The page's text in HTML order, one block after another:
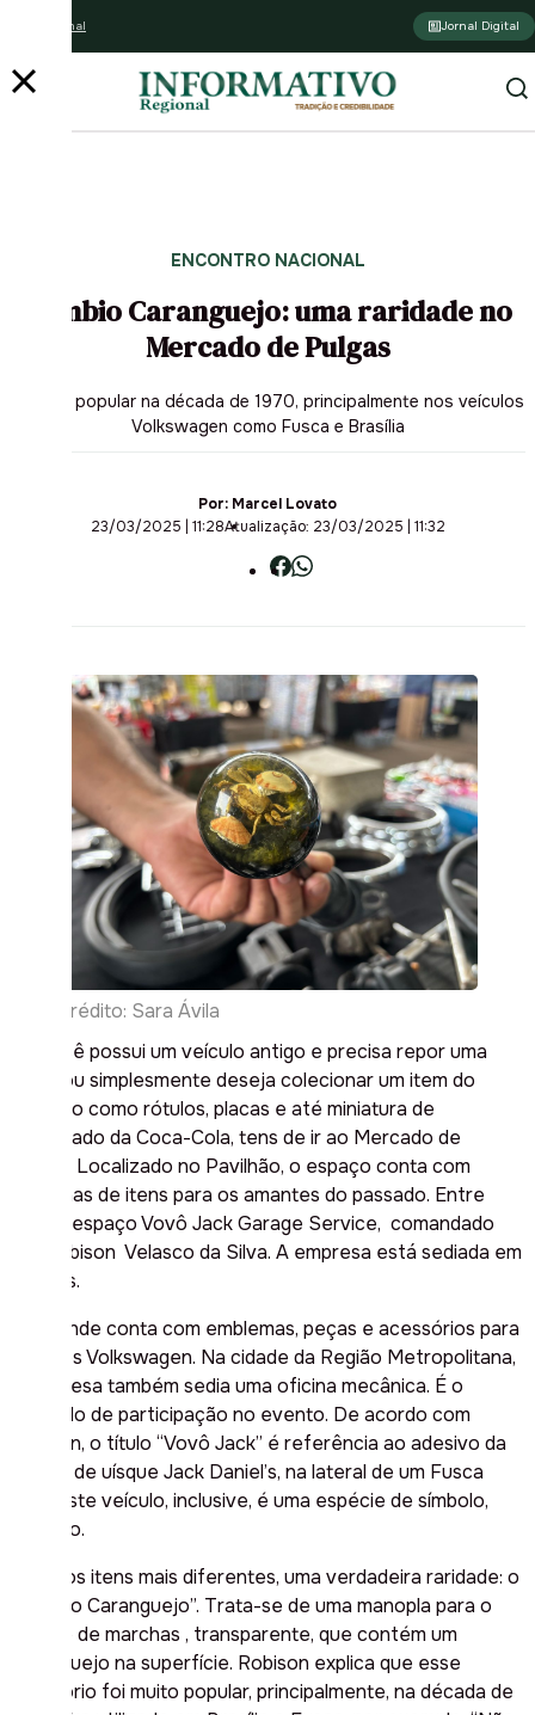
Assine o jornal Jornal Digital
ENCONTRO NACIONAL
Câmbio Caranguejo: uma raridade no
Mercado de Pulgas
Item foi popular na década de 1970, principalmente nos veículos
Volkswagen como Fusca e Brasília
Por: Marcel Lovato
23/03/2025 | 11:28Atualização: 23/03/2025 | 11:32
Crédito: Sara Ávila
Se você possui um veículo antigo e precisa repor uma
peça, ou simplesmente deseja colecionar um item do
passado como rótulos, placas e até miniatura de
engradado da Coca-Cola, tens de ir ao Mercado de
Pulgas. Localizado no Pavilhão, o espaço conta com
centenas de itens para os amantes do passado. Entre
eles, o espaço Vovô Jack Garage Service, comandado
por Robison Velasco da Silva. A empresa está sediada em
Canoas.
O estande conta com emblemas, peças e acessórios para
veículos Volkswagen. Na cidade da Região Metropolitana,
a empresa também sedia uma oficina mecânica. É o
segundo de participação no evento. De acordo com
Robison, o título “Vovô Jack” é referência ao adesivo da
marca de uísque Jack Daniel’s, na lateral de um Fusca
Azul. Este veículo, inclusive, é uma espécie de símbolo,
amuleto.
Entre os itens mais diferentes, uma verdadeira raridade: o
“Câmbio Caranguejo”. Trata-se de uma manopla para o
câmbio de marchas , transparente, que contém um
caranguejo na superfície. Robison explica que esse
acessório foi muito popular, principalmente, na década de